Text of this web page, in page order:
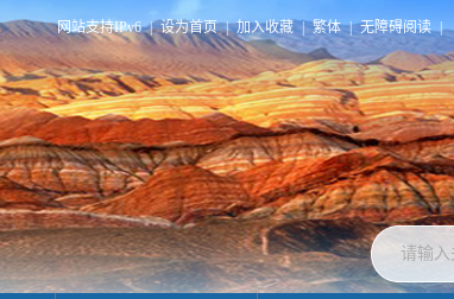
网站支持IPv6 | 设为首页 | 加入收藏 | 繁体 | 无障碍阅读 |